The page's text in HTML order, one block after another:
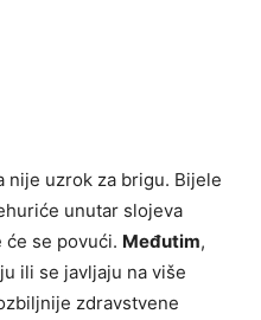
nije uzrok za brigu. Bijele
unutar slojeva
će se povući. Međutim,
ili se javljaju na više
zdravstvene